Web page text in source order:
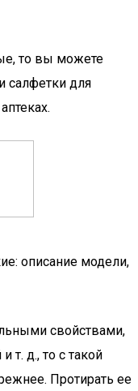
то вы можете
салфетки для
описание модели,
свойствами,
т. д., то с такой
Протирать ее